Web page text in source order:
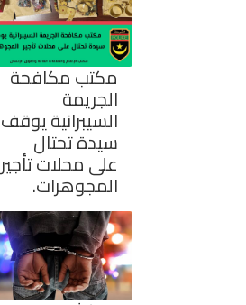
مكتب مكافحة
الجريمة
السيبرانية يوقف
سيدة تحتال
على محلات تأجير
المجوهرات.